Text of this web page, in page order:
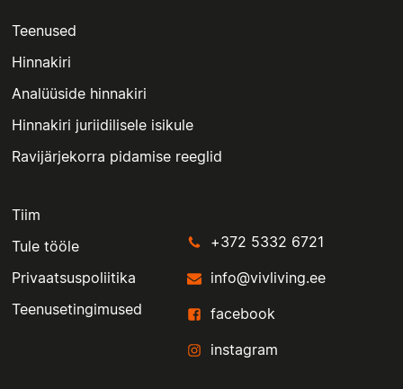
Teenused
Hinnakiri
Analüüside hinnakiri
Hinnakiri juriidilisele isikule
Ravijärjekorra pidamise reeglid
Tiim
Tule tööle
Privaatsuspoliitika
Teenusetingimused
+372 5332 6721
info@vivliving.ee
facebook
instagram